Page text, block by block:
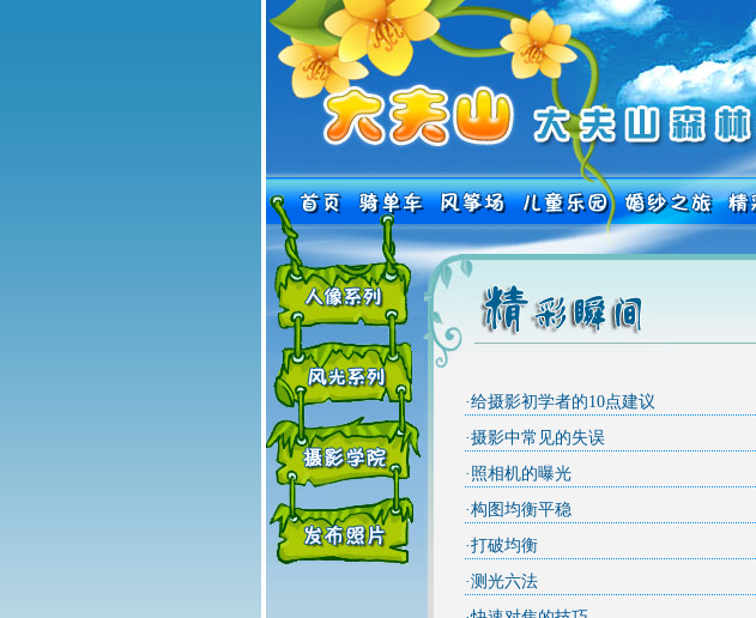
·给摄影初学者的10点建议
·摄影中常见的失误
· 照相机的曝光
·构图均衡平稳
·打破均衡
·测光六法